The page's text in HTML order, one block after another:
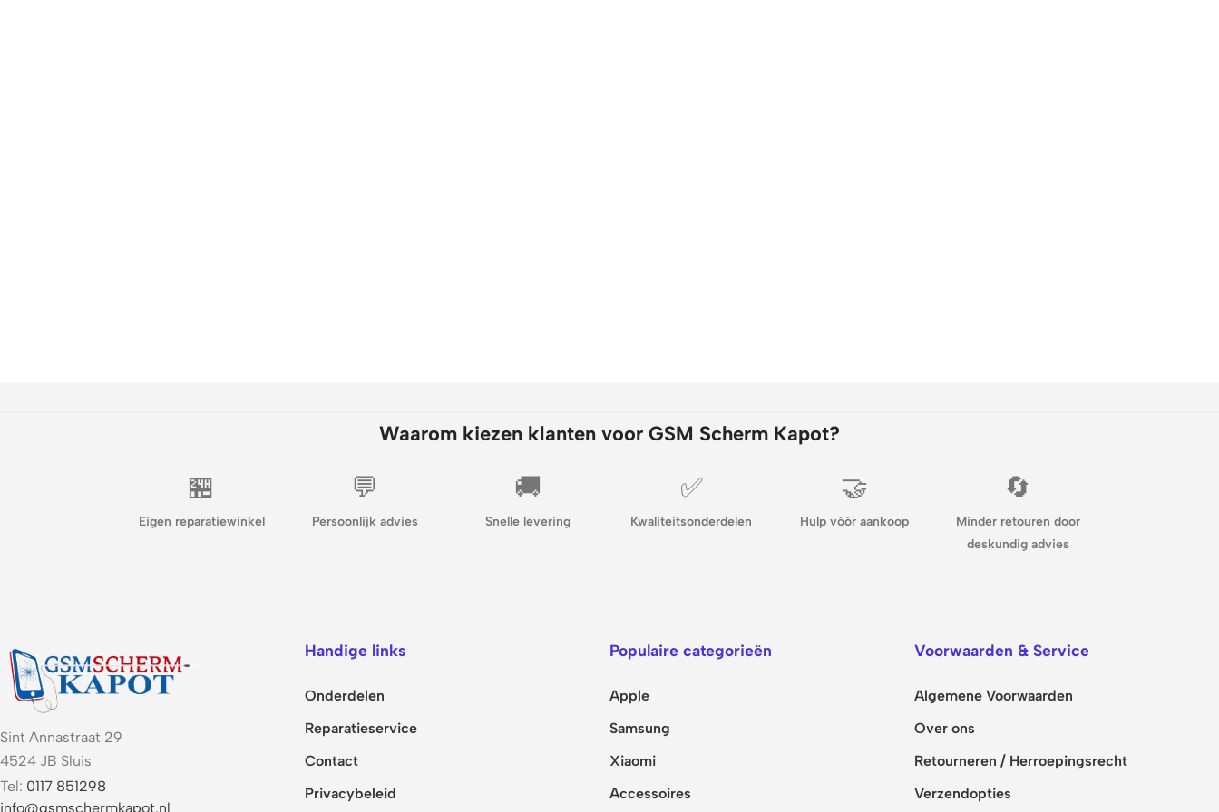
Waarom kiezen klanten voor GSM Scherm Kapot?
🏪
Eigen reparatiewinkel
💬
Persoonlijk advies
🚚
Snelle levering
✅
Kwaliteitsonderdelen
🤝
Hulp vóór aankoop
🔄
Minder retouren door
deskundig advies
Sint Annastraat 29
4524 JB Sluis
Tel: 0117 851298
info@gsmschermkapot.nl
Handige links
Onderdelen
Reparatieservice
Contact
Privacybeleid
Populaire categorieën
Apple
Samsung
Xiaomi
Accessoires
Voorwaarden & Service
Algemene Voorwaarden
Over ons
Retourneren / Herroepingsrecht
Verzendopties